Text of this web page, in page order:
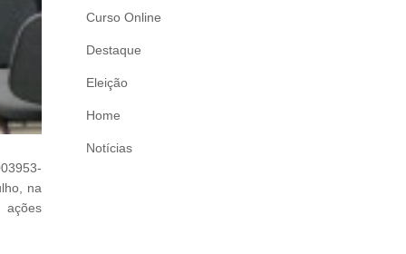
na
ações
Curso Online
Destaque
Eleição
Home
Notícias